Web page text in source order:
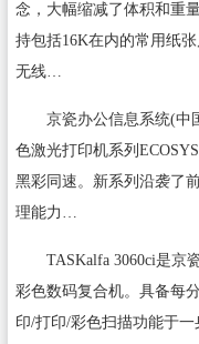
念，大幅缩减了体积和重
持包括16K在内的常用纸
无线…
京瓷办公信息系统(中国
色激光打印机系列
黑彩同速。新系列沿袭了
理能力…
TASKalfa 3060ci是京瓷
彩色数码复合机。具备每
印/打印/彩色扫描功能于